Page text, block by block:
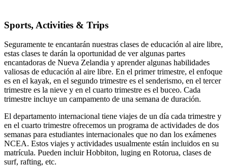
Sports, Activities & Trips
Seguramente te encantarán nuestras clases de educación al aire libre,
estas clases te darán la oportunidad de ver algunas partes
encantadoras de Nueva Zelandia y aprender algunas habilidades
valiosas de educación al aire libre. En el primer trimestre, el enfoque
es en el kayak, en el segundo trimestre es el senderismo, en el tercer
trimestre es la nieve y en el cuarto trimestre es el buceo. Cada
trimestre incluye un campamento de una semana de duración.
El departamento internacional tiene viajes de un día cada trimestre y
en el cuarto trimestre ofrecemos un programa de actividades de dos
semanas para estudiantes internacionales que no dan los exámenes
NCEA. Estos viajes y actividades usualmente están incluidos en su
matrícula. Pueden incluir Hobbiton, luging en Rotorua, clases de
surf, rafting, etc.